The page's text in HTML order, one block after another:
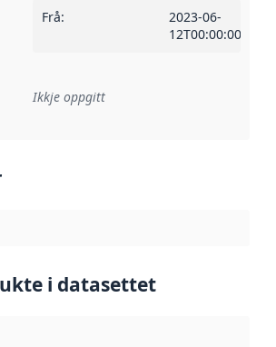
Frå:
2023-06-
12T00:00:00Z
Referanse til ei implementeringsregel eller
Ikkje oppgitt
i datasettet